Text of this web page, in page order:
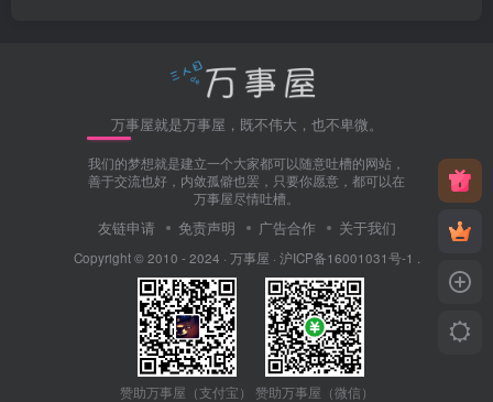
万事屋就是万事屋，既不伟大，也不卑微。
我们的梦想就是建立一个大家都可以随意吐槽的网站，
善于交流也好，内敛孤僻也罢，只要你愿意，都可以在
万事屋尽情吐槽。
友链申请 免责声明 广告合作 关于我们
Copyright © 2010 - 2024 · 万事屋 · 沪ICP备16001031号-1
赞助万事屋（支付宝） 赞助万事屋（微信）